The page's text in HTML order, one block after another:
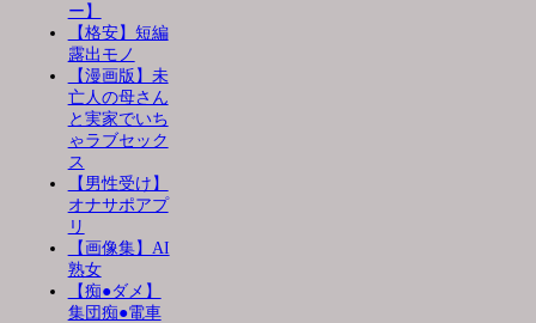
ー】
【格安】短編
露出モノ
【漫画版】未
亡人の母さん
と実家でいち
ゃラブセック
ス
【男性受け】
オナサポアプ
リ
【画像集】AI
熟女
【痴●ダメ】
集団痴●電車